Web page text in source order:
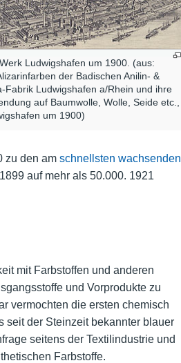
Ludwigshafen um 1900. (aus:
der Badischen Anilin- &
Fabrik Ludwigshafen a/Rhein und ihre
auf Baumwolle, Wolle, Seide etc.,
um 1900)
zu den am schnellsten wachsenden
auf mehr als 50.000. 1921
mit Farbstoffen und anderen
und Vorprodukte zu
vermochten die ersten chemisch
seit der Steinzeit bekannter blauer
seitens der Textilindustrie und
Farbstoffe.